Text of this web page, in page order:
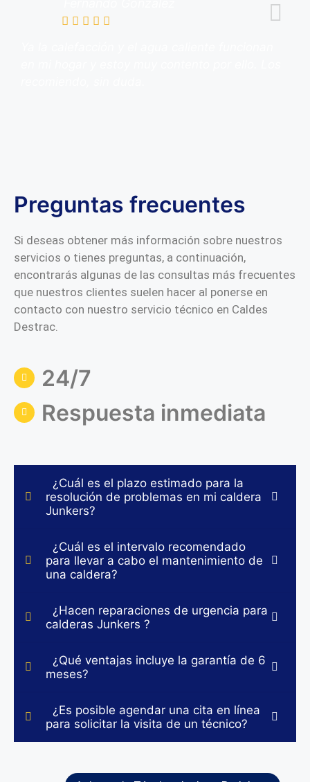
Preguntas frecuentes
Si deseas obtener más información sobre nuestros
servicios o tienes preguntas, a continuación,
encontrarás algunas de las consultas más frecuentes
que nuestros clientes suelen hacer al ponerse en
contacto con nuestro servicio técnico en Caldes
Destrac.
24/7
Respuesta inmediata
¿Cuál es el plazo estimado para la
resolución de problemas en mi caldera
Junkers?
¿Cuál es el intervalo recomendado
para llevar a cabo el mantenimiento de
una caldera?
¿Hacen reparaciones de urgencia para
calderas Junkers ?
¿Qué ventajas incluye la garantía de 6
meses?
¿Es posible agendar una cita en línea
para solicitar la visita de un técnico?